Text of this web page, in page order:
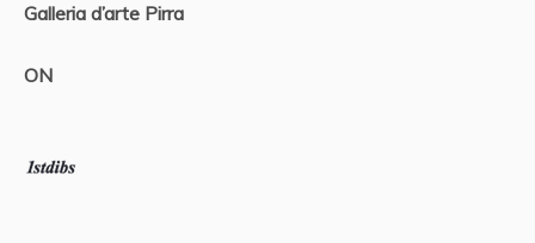
Galleria d’arte Pirra
ON